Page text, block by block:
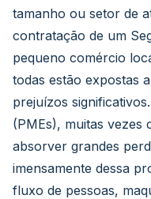
tamanho ou setor de
contratação de um
pequeno comércio
todas estão expostas
prejuízos
(PMEs), muitas vezes
absorver grandes
imensamente dessa
fluxo de pessoas,